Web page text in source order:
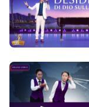
semplicemente